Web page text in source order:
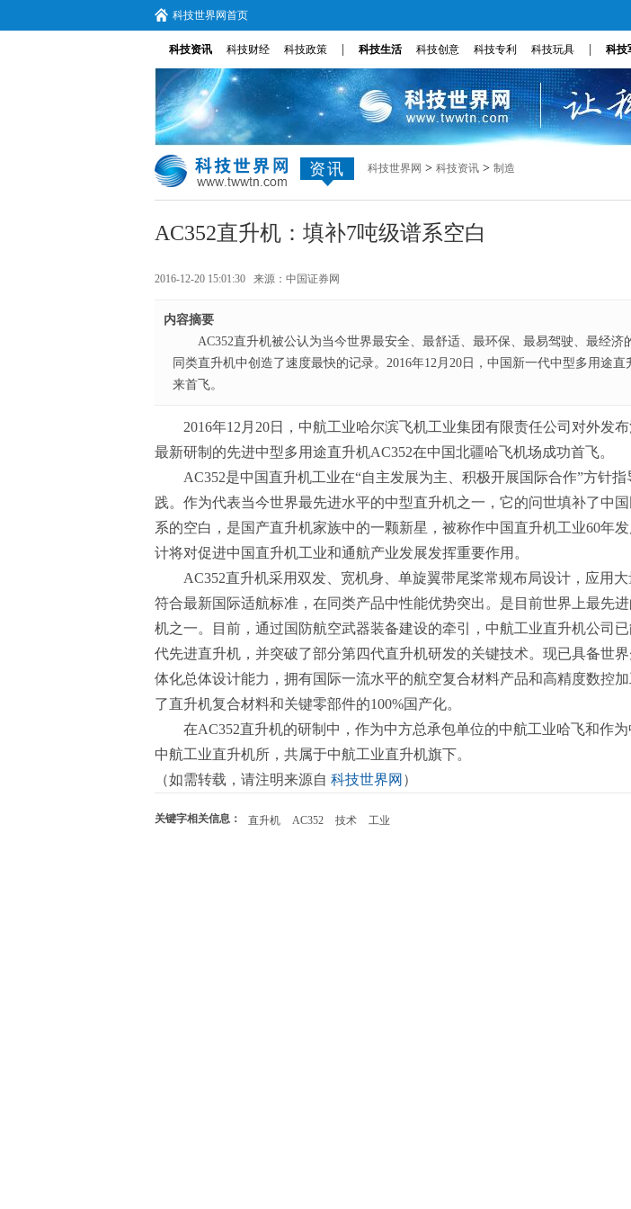
科技世界网首页
科技资讯 科技财经 科技政策 科技生活 科技创意 科技专利 科技玩具 科技
资讯 科技世界网 > 科技资讯 > 制造
AC352直升机：填补7吨级谱系空白
2016-12-20 15:01:30 来源： 中国证券网
内容摘要
AC352直升机被公认为当今世界最安全、最舒适、最环保、最易驾驶、最经济
同类直升机中创造了速度最快的记录。​2016年12月20日，中国新一代中型多用途直
来首飞。
2016年12月20日，中航工业哈尔滨飞机工业集团有限责任公司对外发
最新研制的先进中型多用途直升机AC352在中国北疆哈飞机场成功首飞。
AC352是中国直升机工业在“自主发展为主、积极开展国际合作”方针
践。作为代表当今世界最先进水平的中型直升机之一，它的问世填补了中
系的空白，是国产直升机家族中的一颗新星，被称作中国直升机工业60年
计将对促进中国直升机工业和通航产业发展发挥重要作用。
AC352直升机采用双发、宽机身、单旋翼带尾桨常规布局设计，应用大
符合最新国际适航标准，在同类产品中性能优势突出。是目前世界上最先
机之一。目前，通过国防航空武器装备建设的牵引，中航工业直升机公司
代先进直升机，并突破了部分第四代直升机研发的关键技术。现已具备世
体化总体设计能力，拥有国际一流水平的航空复合材料产品和高精度数控
了直升机复合材料和关键零部件的100%国产化。
在AC352直升机的研制中，作为中方总承包单位的中航工业哈飞和作
中航工业直升机所，共属于中航工业直升机旗下。
（如需转载，请注明来源自 科技世界网 ）
关键字相关信息： 直升机 AC352 技术 工业